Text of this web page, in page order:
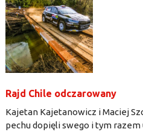
Rajd Chile odczarowany
Kajetan Kajetanowicz i Maciej
pechu dopięli swego i tym razem